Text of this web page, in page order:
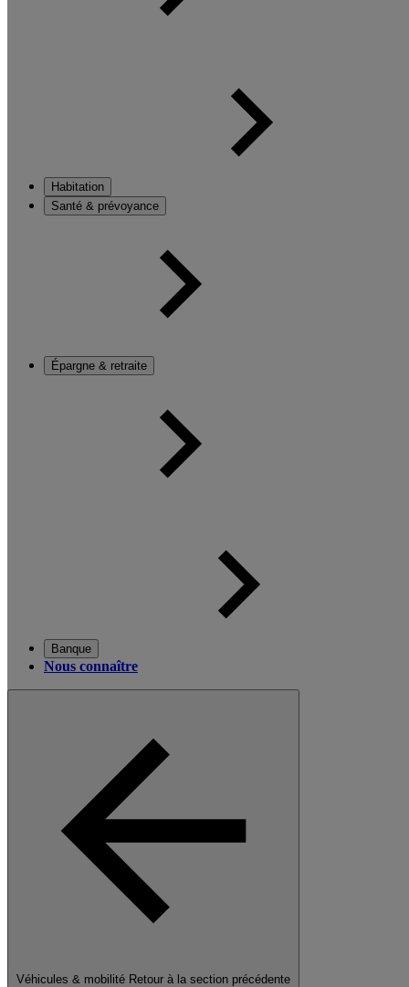
Habitation
Santé & prévoyance
Épargne & retraite
Banque
Nous connaître
Véhicules & mobilité Retour à la section précédente